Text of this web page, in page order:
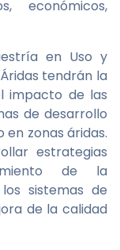
económicos,
en Uso y
tendrán la
impacto de las
de desarrollo
en zonas áridas.
estrategias
de la
sistemas de
de la calidad